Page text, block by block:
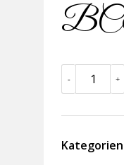
BCF30
Herzen
Spitze
Menge
- +